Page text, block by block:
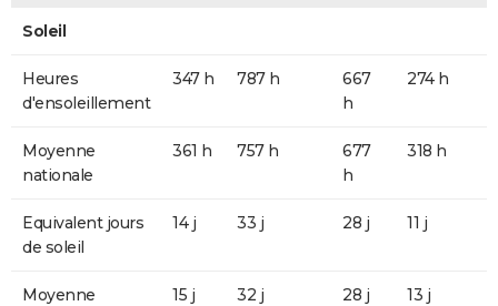
Soleil
Heures
d'ensoleillement
347 h 787 h
667
h
274 h
Moyenne
nationale
361 h 757 h
677
h
318 h
Equivalent jours
de soleil
14 j 33 j 28 j 11 j
Moyenne
15 j 32 j 28 j 13 j